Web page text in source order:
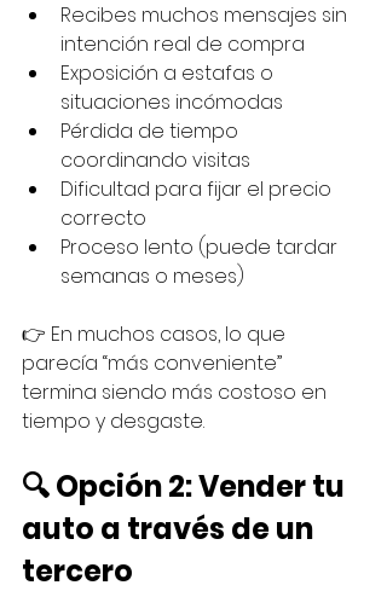
Recibes muchos mensajes sin
intención real de compra
Exposición a estafas o
situaciones incómodas
Pérdida de tiempo
coordinando visitas
Dificultad para fijar el precio
correcto
Proceso lento (puede tardar
semanas o meses)
👉 En muchos casos, lo que
parecía “más conveniente”
termina siendo más costoso en
tiempo y desgaste.
🔍 Opción 2: Vender tu
auto a través de un
tercero